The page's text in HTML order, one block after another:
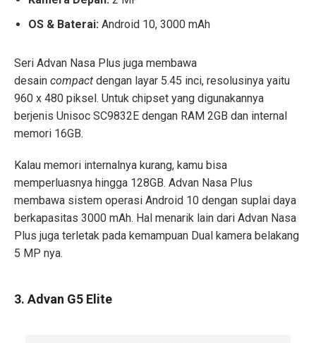
OS & Baterai: Android 10, 3000 mAh
Seri Advan Nasa Plus juga membawa
desain compact dengan layar 5.45 inci, resolusinya yaitu
960 x 480 piksel. Untuk chipset yang digunakannya
berjenis Unisoc SC9832E dengan RAM 2GB dan internal
memori 16GB.
Kalau memori internalnya kurang, kamu bisa
memperluasnya hingga 128GB. Advan Nasa Plus
membawa sistem operasi Android 10 dengan suplai daya
berkapasitas 3000 mAh. Hal menarik lain dari Advan Nasa
Plus juga terletak pada kemampuan Dual kamera belakang
5 MP nya.
3. Advan G5 Elite